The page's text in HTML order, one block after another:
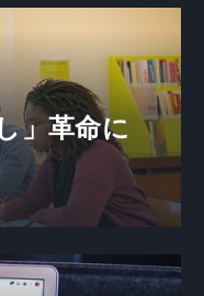
」革命に